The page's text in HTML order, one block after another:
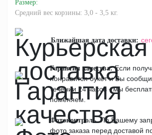
Размер:
Средний вес корзины: 3,0 - 3,5 кг.
Ближайшая дата доставки:
Гарантия качества:Если
понравится букет и Вы
течении 24 часов - мы
поменяем.
Фотоконтроль.По Вашему
фото заказа перед доставой